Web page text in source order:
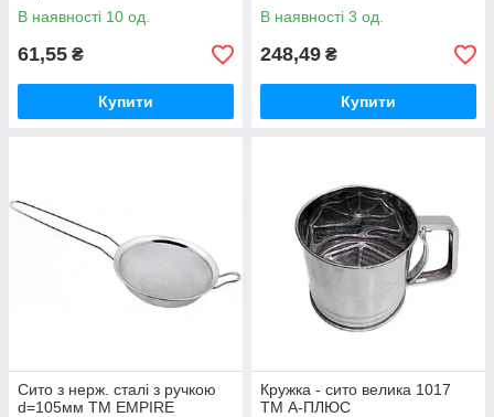
В наявності 10 од.
61,55 ₴
Купити
В наявності 3 од.
248,49 ₴
Купити
Сито з нерж. сталі з ручкою
d=105мм ТМ EMPIRE
Кружка - сито велика 1017
ТМ А-ПЛЮС